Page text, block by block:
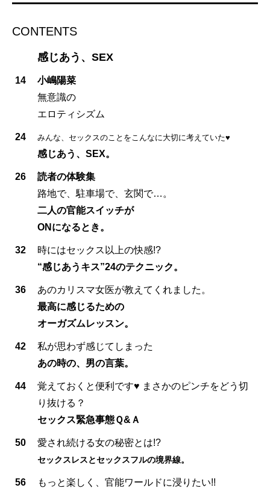
CONTENTS
感じあう、SEX
14
小嶋陽菜
無意識の
エロティシズム
24 みんな、セックスのことをこんなに大切に考えていた♥
感じあう、SEX。
26
読者の体験集
路地で、駐車場で、玄関で…。
二人の官能スイッチが
ONになるとき。
32
時にはセックス以上の快感!?
“感じあうキス”24のテクニック。
36
あのカリスマ女医が教えてくれました。
最高に感じるための
オーガズムレッスン。
42
私が思わず感じてしまった
あの時の、男の言葉。
44
覚えておくと便利です♥ まさかのピンチをどう切
り抜ける？
セックス緊急事態Ｑ&Ａ
50 愛され続ける女の秘密とは!?
セックスレスとセックスフルの境界線。
56
もっと楽しく、官能ワールドに浸りたい!!